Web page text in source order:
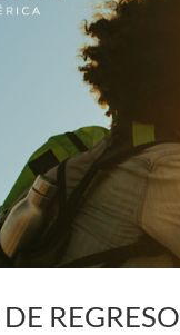
REGRESO